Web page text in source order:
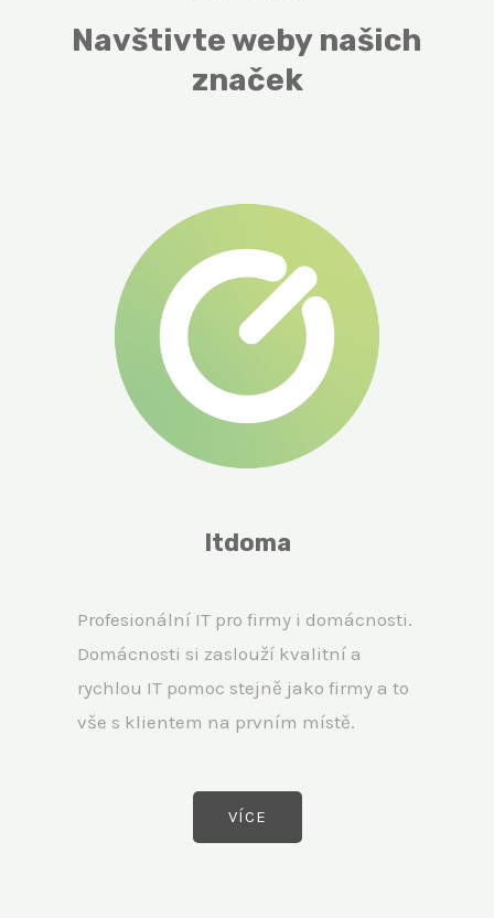
Navštivte weby našich
značek
Itdoma
Profesionální IT pro firmy i domácnosti.
Domácnosti si zaslouží kvalitní a
rychlou IT pomoc stejně jako firmy a to
vše s klientem na prvním místě.
VÍCE